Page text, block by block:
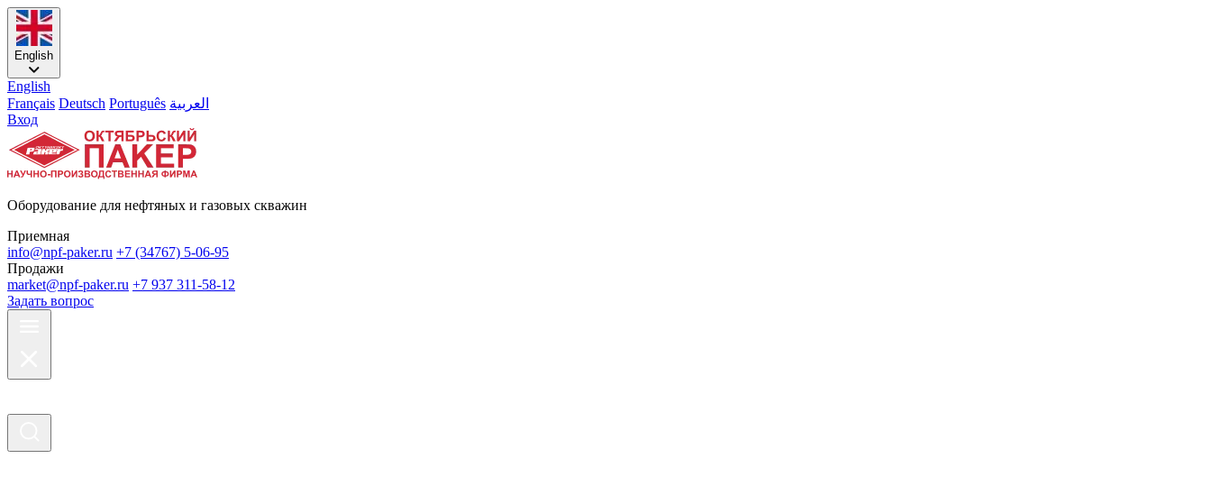
English
English
Français Deutsch Português العربية
Вход
Оборудование для нефтяных и газовых скважин
Приемная
info@npf-paker.ru +7 (34767) 5-06-95
Продажи
market@npf-paker.ru +7 937 311-58-12
Задать вопрос